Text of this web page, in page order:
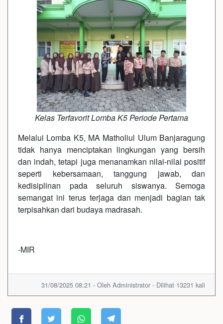
Kelas Terfavorit Lomba K5 Periode Pertama
Melalui Lomba K5, MA Matholiul Ulum Banjaragung
tidak hanya menciptakan lingkungan yang bersih
dan indah, tetapi juga menanamkan nilai-nilai positif
seperti kebersamaan, tanggung jawab, dan
kedisiplinan pada seluruh siswanya. Semoga
semangat ini terus terjaga dan menjadi bagian tak
terpisahkan dari budaya madrasah.
-MIR
31/08/2025 08:21 - Oleh Administrator - Dilihat 13231 kali